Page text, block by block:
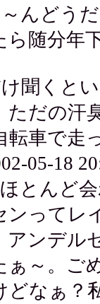
んどうだ
随分年
聞くとい
ただの汗
転車で走
05-18
とんど会
ンってレ
アンデル
ぁ～。ご
どなぁ？